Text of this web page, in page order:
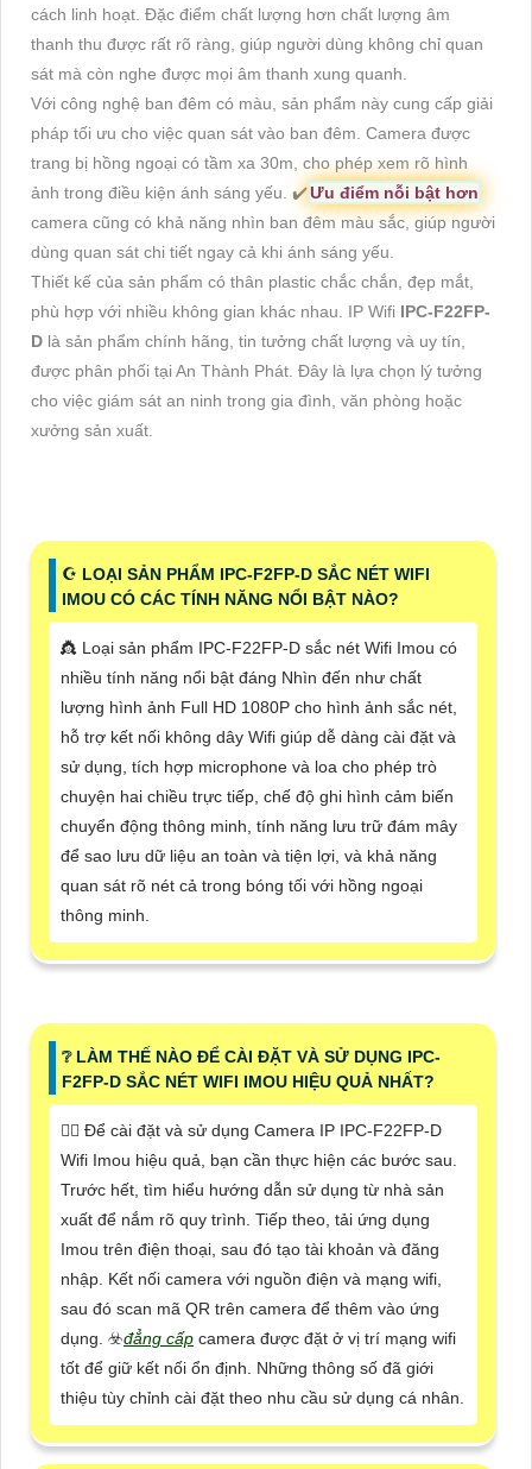
cách linh hoạt. Đặc điểm chất lượng hơn chất lượng âm
thanh thu được rất rõ ràng, giúp người dùng không chỉ quan
sát mà còn nghe được mọi âm thanh xung quanh.
Với công nghệ ban đêm có màu, sản phẩm này cung cấp giải
pháp tối ưu cho việc quan sát vào ban đêm. Camera được
trang bị hồng ngoại có tầm xa 30m, cho phép xem rõ hình
ảnh trong điều kiện ánh sáng yếu. ✔️Ưu điểm nỗi bật hơn
camera cũng có khả năng nhìn ban đêm màu sắc, giúp người
dùng quan sát chi tiết ngay cả khi ánh sáng yếu.
Thiết kế của sản phẩm có thân plastic chắc chắn, đẹp mắt,
phù hợp với nhiều không gian khác nhau. IP Wifi IPC-F22FP-
D là sản phẩm chính hãng, tin tưởng chất lượng và uy tín,
được phân phối tại An Thành Phát. Đây là lựa chọn lý tưởng
cho việc giám sát an ninh trong gia đình, văn phòng hoặc
xưởng sản xuất.
☪ LOẠI SẢN PHẨM IPC-F2FP-D SẮC NÉT WIFI
IMOU CÓ CÁC TÍNH NĂNG NỔI BẬT NÀO?
👸 Loại sản phẩm IPC-F22FP-D sắc nét Wifi Imou có
nhiều tính năng nổi bật đáng Nhìn đến như chất
lượng hình ảnh Full HD 1080P cho hình ảnh sắc nét,
hỗ trợ kết nối không dây Wifi giúp dễ dàng cài đặt và
sử dụng, tích hợp microphone và loa cho phép trò
chuyện hai chiều trực tiếp, chế độ ghi hình cảm biến
chuyển động thông minh, tính năng lưu trữ đám mây
để sao lưu dữ liệu an toàn và tiện lợi, và khả năng
quan sát rõ nét cả trong bóng tối với hồng ngoại
thông minh.
❔ LÀM THẾ NÀO ĐỂ CÀI ĐẶT VÀ SỬ DỤNG IPC-
F2FP-D SẮC NÉT WIFI IMOU HIỆU QUẢ NHẤT?
🙆‍♀️ Để cài đặt và sử dụng Camera IP IPC-F22FP-D
Wifi Imou hiệu quả, bạn cần thực hiện các bước sau.
Trước hết, tìm hiểu hướng dẫn sử dụng từ nhà sản
xuất để nắm rõ quy trình. Tiếp theo, tải ứng dụng
Imou trên điện thoại, sau đó tạo tài khoản và đăng
nhập. Kết nối camera với nguồn điện và mạng wifi,
sau đó scan mã QR trên camera để thêm vào ứng
dụng. ☣️đẳng cấp camera được đặt ở vị trí mạng wifi
tốt để giữ kết nối ổn định. Những thông số đã giới
thiệu tùy chỉnh cài đặt theo nhu cầu sử dụng cá nhân.